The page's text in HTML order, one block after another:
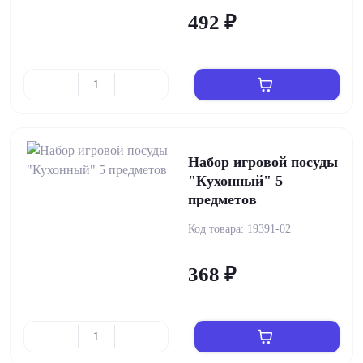
492 ₽
Набор игровой посуды
"Кухонный" 5
предметов
Код товара: 19391-02
368 ₽